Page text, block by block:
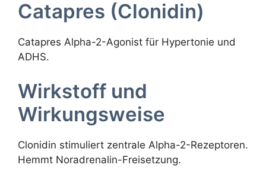
Catapres (Clonidin)
Catapres Alpha-2-Agonist für Hypertonie und
ADHS.
Wirkstoff und
Wirkungsweise
Clonidin stimuliert zentrale Alpha-2-Rezeptoren.
Hemmt Noradrenalin-Freisetzung.